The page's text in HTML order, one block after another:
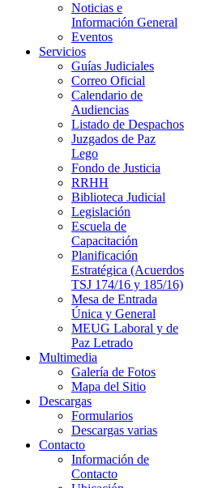
Noticias e
Información General
Eventos
Servicios
Guías Judiciales
Correo Oficial
Calendario de
Audiencias
Listado de Despachos
Juzgados de Paz
Lego
Fondo de Justicia
RRHH
Biblioteca Judicial
Legislación
Escuela de
Capacitación
Planificación
Estratégica (Acuerdos
TSJ 174/16 y 185/16)
Mesa de Entrada
Única y General
MEUG Laboral y de
Paz Letrado
Multimedia
Galería de Fotos
Mapa del Sitio
Descargas
Formularios
Descargas varias
Contacto
Información de
Contacto